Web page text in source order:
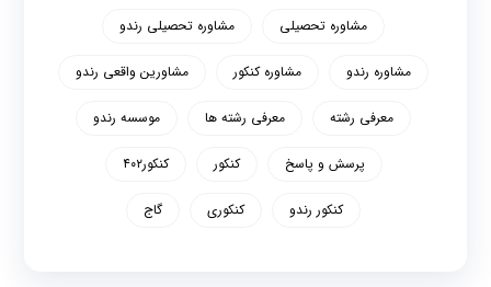
مشاوره تحصیلی مشاوره تحصیلی رندو
مشاوره رندو مشاوره کنکور مشاورین واقعی رندو
معرفی رشته معرفی رشته ها موسسه رندو
پرسش و پاسخ کنکور کنکور۴۰۲
کنکور رندو کنکوری گاج